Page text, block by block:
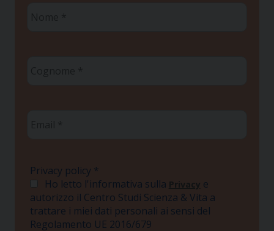
Privacy policy *
Ho letto l'informativa sulla Privacy e
autorizzo il Centro Studi Scienza & Vita a
trattare i miei dati personali ai sensi del
Regolamento UE 2016/679